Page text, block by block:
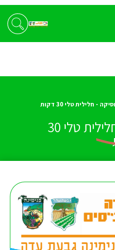
- חלילית טלי 30 דקות
מרכז המוסיקה - חלילית טלי 30